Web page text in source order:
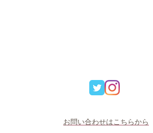
​​​お問い合わせはこちらから